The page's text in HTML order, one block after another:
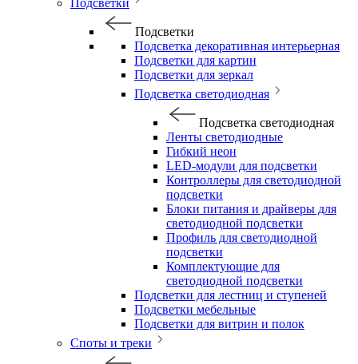
Подсветки
Подсветки
Подсветка декоративная интерьерная
Подсветки для картин
Подсветки для зеркал
Подсветка светодиодная
Подсветка светодиодная
Ленты светодиодные
Гибкий неон
LED-модули для подсветки
Контроллеры для светодиодной
подсветки
Блоки питания и драйверы для
светодиодной подсветки
Профиль для светодиодной
подсветки
Комплектующие для
светодиодной подсветки
Подсветки для лестниц и ступеней
Подсветки мебельные
Подсветки для витрин и полок
Споты и треки